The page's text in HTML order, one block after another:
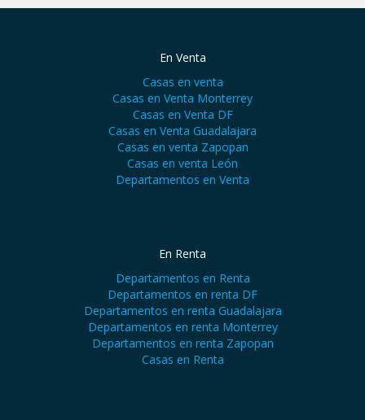
En Venta
Casas en venta
Casas en Venta Monterrey
Casas en Venta DF
Casas en Venta Guadalajara
Casas en venta Zapopan
Casas en venta León
Departamentos en Venta
En Renta
Departamentos en Renta
Departamentos en renta DF
Departamentos en renta Guadalajara
Departamentos en renta Monterrey
Departamentos en renta Zapopan
Casas en Renta